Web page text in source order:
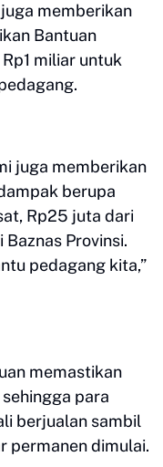
memberikan
Bantuan
miliar untuk
juga memberikan
berupa
Rp25 juta dari
Provinsi.
pedagang kita,”
memastikan
para
berjualan sambil
permanen dimulai.